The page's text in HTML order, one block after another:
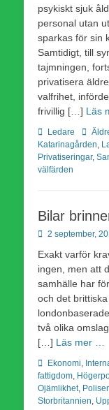
psykiskt sjuk
personal utan
sparkas för sin
Samtidigt, till
tajmningen,
privatisera
valfrihet,
frivillig […] Läs
Kategorier
Ledare
Katarinagården
Privatiseringar,
välfärden
Bilar
Publicerad
2 september,
Exakt varför
ingen, men att
samhälle har
och det
två olika
[…] Läs mer …
Kategorier
Ekonomi
fattigdom
Ojämlikhet,
Storbritannien